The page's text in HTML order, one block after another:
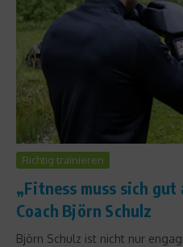
Richtig trainieren
„Fitness muss sich gut
Coach Björn Schulz
Björn Schulz ist nicht nur